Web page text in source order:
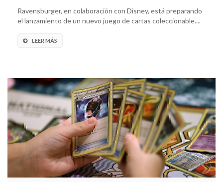
Ravensburger, en colaboración con Disney, está preparando
el lanzamiento de un nuevo juego de cartas coleccionable....
LEER MÁS